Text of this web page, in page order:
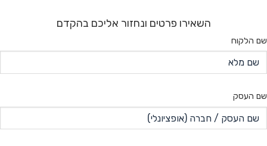
השאירו פרטים ונחזור אליכם בהקדם
שם הלקוח
שם העסק